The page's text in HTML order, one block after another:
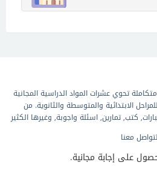
تحوي عشرات المواد الدراسية المجانية
الابتدائية والمتوسطة والثانوية. من
كتب, تمارين, اسئلة واجوبة, وغيرها الكثير
معنا
على إجابة مجانية.